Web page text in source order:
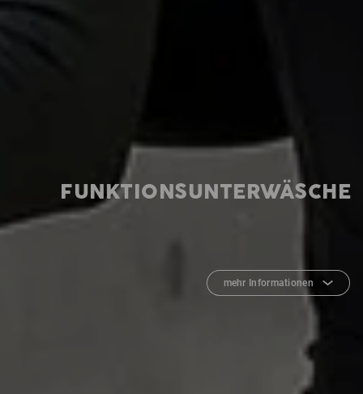
FUNKTIONSUNTERWÄSCHE
mehr Informationen